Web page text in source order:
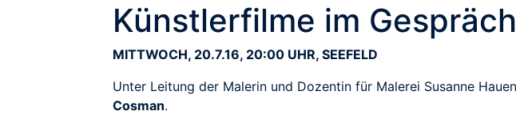
Künstlerfilme im
MITTWOCH, 20.7.16, 20:00 UHR, SEEFELD
Unter Leitung der Malerin und Dozentin für Malerei Susanne
Cosman.